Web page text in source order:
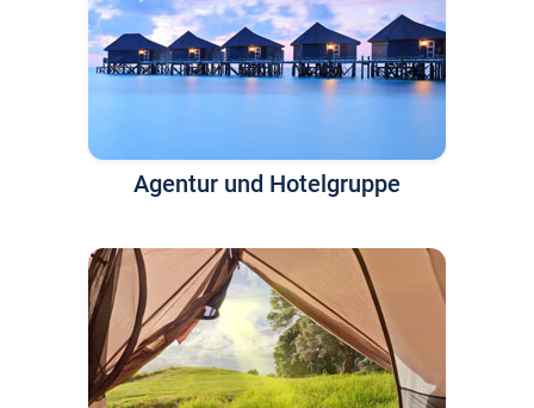
Agentur und Hotelgruppe